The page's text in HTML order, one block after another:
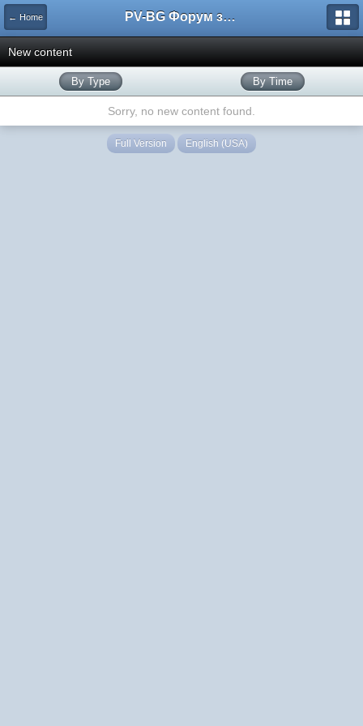
← Home PV-BG Форум за електронни цигари
New content
By Type By Time
Sorry, no new content found.
Full Version English (USA)